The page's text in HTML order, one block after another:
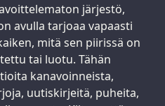
järjestö,
avulla tarjoaa vapaasti
mitä sen piirissä on
tai luotu. Tähän
kanavoinneista,
uutiskirjeitä, puheita,